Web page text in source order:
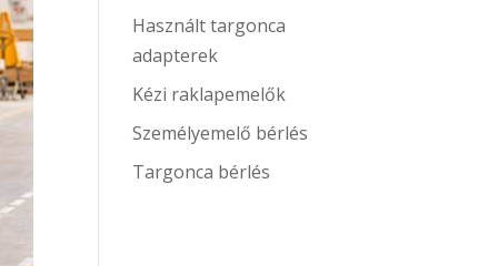
Használt targonca
adapterek
Kézi raklapemelők
Személyemelő bérlés
Targonca bérlés